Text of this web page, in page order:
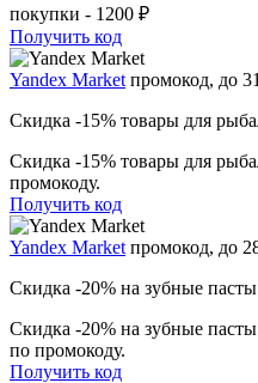
покупки - 1200 ₽
Получить код
Yandex Market промокод, до
Скидка -15% товары для
Скидка -15% товары для
промокоду.
Получить код
Yandex Market промокод, до
Скидка -20% на зубные
Скидка -20% на зубные
по промокоду.
Получить код